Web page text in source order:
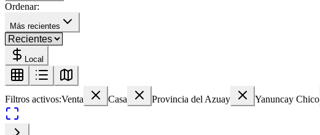
Ordenar:
Más recientes
Local
Filtros activos:Venta Casa Provincia del Azuay Yanuncay Chico